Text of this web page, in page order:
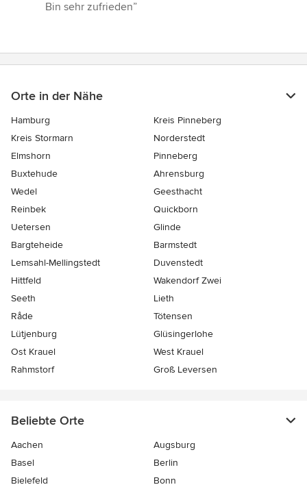
5
Bin sehr zufrieden”
Orte in der Nähe
Hamburg
Kreis Pinneberg
Kreis Stormarn
Norderstedt
Elmshorn
Pinneberg
Buxtehude
Ahrensburg
Wedel
Geesthacht
Reinbek
Quickborn
Uetersen
Glinde
Bargteheide
Barmstedt
Lemsahl-Mellingstedt
Duvenstedt
Hittfeld
Wakendorf Zwei
Seeth
Lieth
Råde
Tötensen
Lütjenburg
Glüsingerlohe
Ost Krauel
West Krauel
Rahmstorf
Groß Leversen
Beliebte Orte
Aachen
Augsburg
Basel
Berlin
Bielefeld
Bonn